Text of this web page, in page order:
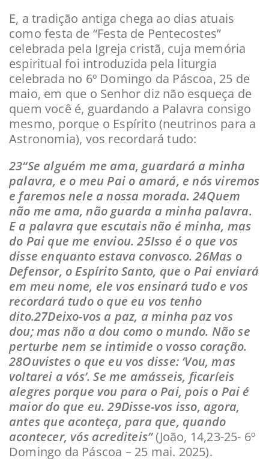
E, a tradição antiga chega ao dias atuais
como festa de “Festa de Pentecostes”
celebrada pela Igreja cristã, cuja memória
espiritual foi introduzida pela liturgia
celebrada no 6º Domingo da Páscoa, 25 de
maio, em que o Senhor diz não esqueça de
quem você é, guardando a Palavra consigo
mesmo, porque o Espírito (neutrinos para a
Astronomia), vos recordará tudo:
23“Se alguém me ama, guardará a minha
palavra, e o meu Pai o amará, e nós viremos
e faremos nele a nossa morada. 24Quem
não me ama, não guarda a minha palavra.
E a palavra que escutais não é minha, mas
do Pai que me enviou. 25Isso é o que vos
disse enquanto estava convosco. 26Mas o
Defensor, o Espírito Santo, que o Pai enviará
em meu nome, ele vos ensinará tudo e vos
recordará tudo o que eu vos tenho
dito.27Deixo-vos a paz, a minha paz vos
dou; mas não a dou como o mundo. Não se
perturbe nem se intimide o vosso coração.
28Ouvistes o que eu vos disse: ‘Vou, mas
voltarei a vós’. Se me amásseis, ficaríeis
alegres porque vou para o Pai, pois o Pai é
maior do que eu. 29Disse-vos isso, agora,
antes que aconteça, para que, quando
acontecer, vós acrediteis”(João, 14,23-25- 6º
Domingo da Páscoa – 25 mai. 2025).